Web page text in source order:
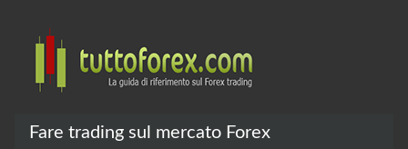
Fare trading sul mercato Forex